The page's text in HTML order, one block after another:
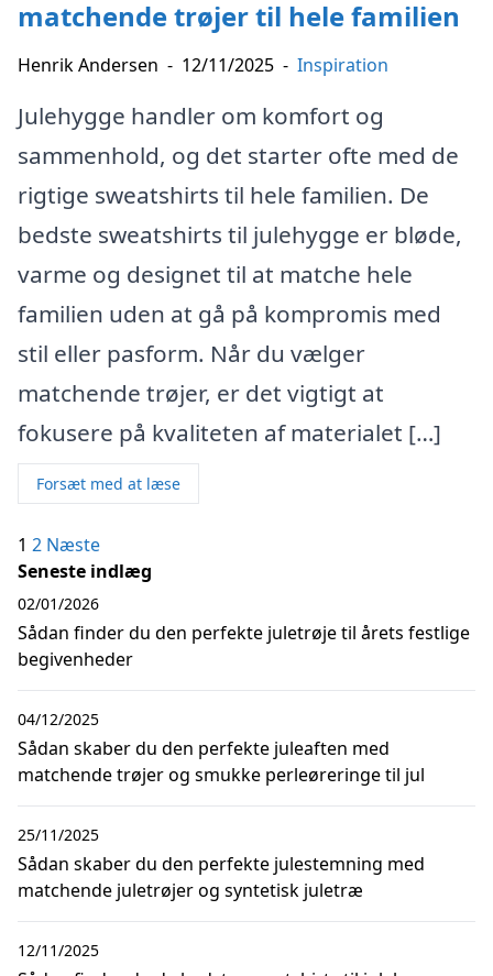
matchende trøjer til hele familien
Henrik Andersen - 12/11/2025 - Inspiration
Julehygge handler om komfort og
sammenhold, og det starter ofte med de
rigtige sweatshirts til hele familien. De
bedste sweatshirts til julehygge er bløde,
varme og designet til at matche hele
familien uden at gå på kompromis med
stil eller pasform. Når du vælger
matchende trøjer, er det vigtigt at
fokusere på kvaliteten af materialet […]
Forsæt med at læse
Indlægsinddeling
1 2 Næste
Seneste indlæg
Sådan finder du den perfekte juletrøje til årets festlige
begivenheder
02/01/2026
Sådan skaber du den perfekte juleaften med
matchende trøjer og smukke perleøreringe til jul
04/12/2025
Sådan skaber du den perfekte julestemning med
matchende juletrøjer og syntetisk juletræ
25/11/2025
12/11/2025